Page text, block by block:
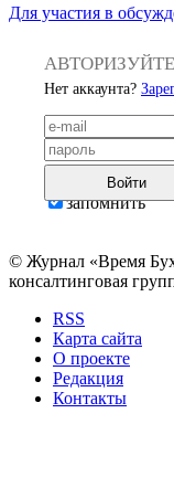
Для участия в
Нет аккаунта?
Войти
запомнить
© Журнал «Время
консалтинговая
RSS
Карта сайта
О проекте
Редакция
Контакты